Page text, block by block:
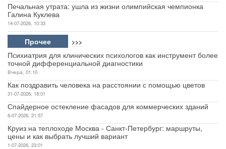
Печальная утрата: ушла из жизни олимпийская чемпионка
Галина Куклева
14-07-2026, 10:33
Прочее >>>
Психиатрия для клинических психологов как инструмент более
точной дифференциальной диагностики
Вчера, 01:10
Как поздравить человека на расстоянии с помощью цветов
31-07-2026, 18:01
Спайдерное остекление фасадов для коммерческих зданий
6-07-2026, 21:57
Круиз на теплоходе Москва - Санкт-Петербург: маршруты,
цены и как выбрать лучший вариант
1-07-2026, 23:01